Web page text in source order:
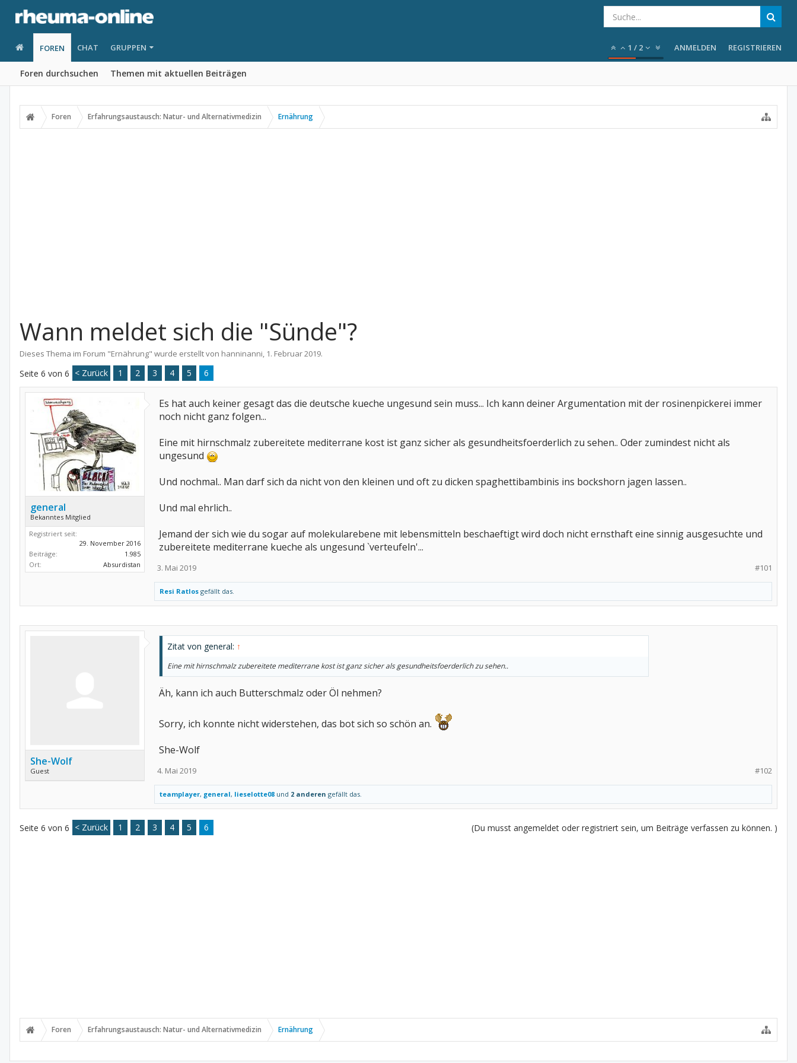
FOREN
Foren durchsuchen Themen mit aktuellen Beiträgen
CHAT GRUPPEN 1 / 2 ANMELDEN REGISTRIEREN
Foren Erfahrungsaustausch: Natur- und Alternativmedizin Ernährung
Wann meldet sich die "Sünde"?
Dieses Thema im Forum "Ernährung" wurde erstellt von hanninanni, 1. Februar 2019.
Seite 6 von 6 < Zurück 1 2 3 4 5 6
general
Bekanntes Mitglied
Registriert seit:
29. November 2016
Beiträge:
1.985
Ort:
Absurdistan
Es hat auch keiner gesagt das die deutsche kueche ungesund sein muss... Ich kann deiner Argumentation mit der rosinenpickerei immer
noch nicht ganz folgen...
Eine mit hirnschmalz zubereitete mediterrane kost ist ganz sicher als gesundheitsfoerderlich zu sehen.. Oder zumindest nicht als
ungesund
Und nochmal.. Man darf sich da nicht von den kleinen und oft zu dicken spaghettibambinis ins bockshorn jagen lassen..
Und mal ehrlich..
Jemand der sich wie du sogar auf molekularebene mit lebensmitteln beschaeftigt wird doch nicht ernsthaft eine sinnig ausgesuchte und
zubereitete mediterrane kueche als ungesund `verteufeln'...
#101
3. Mai 2019
Resi Ratlos gefällt das.
She-Wolf
Guest
Zitat von general: ↑
Eine mit hirnschmalz zubereitete mediterrane kost ist ganz sicher als gesundheitsfoerderlich zu sehen..
Äh, kann ich auch Butterschmalz oder Öl nehmen?
Sorry, ich konnte nicht widerstehen, das bot sich so schön an.
She-Wolf
#102
4. Mai 2019
teamplayer, general, lieselotte08 und 2 anderen gefällt das.
(Du musst angemeldet oder registriert sein, um Beiträge verfassen zu können. )
Seite 6 von 6 < Zurück 1 2 3 4 5 6
Foren Erfahrungsaustausch: Natur- und Alternativmedizin Ernährung